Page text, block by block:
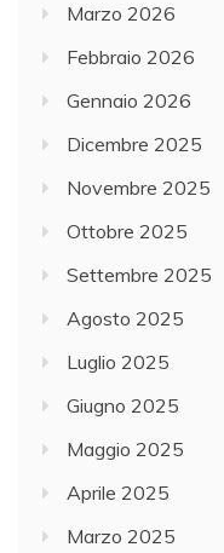
Marzo 2026
Febbraio 2026
Gennaio 2026
Dicembre 2025
Novembre 2025
Ottobre 2025
Settembre 2025
Agosto 2025
Luglio 2025
Giugno 2025
Maggio 2025
Aprile 2025
Marzo 2025